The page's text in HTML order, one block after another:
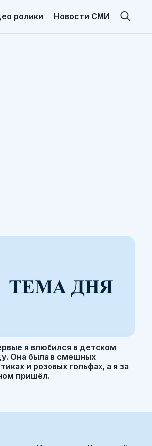
ролики Новости СМИ
я влюбился в детском
Она была в смешных
и розовых гольфах, а я за
пришёл.